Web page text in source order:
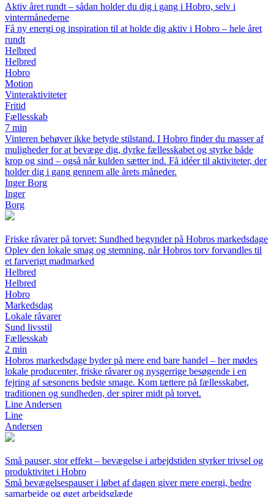
Aktiv året rundt – sådan holder du dig i gang i Hobro, selv i
vintermånederne
Få ny energi og inspiration til at holde dig aktiv i Hobro – hele året
rundt
Helbred
Helbred
Hobro
Motion
Vinteraktiviteter
Fritid
Fællesskab
7 min
Vinteren behøver ikke betyde stilstand. I Hobro finder du masser af
muligheder for at bevæge dig, dyrke fællesskabet og styrke både
krop og sind – også når kulden sætter ind. Få idéer til aktiviteter, der
holder dig i gang gennem alle årets måneder.
Inger Borg
Inger
Borg
Friske råvarer på torvet: Sundhed begynder på Hobros markedsdage
Oplev den lokale smag og stemning, når Hobros torv forvandles til
et farverigt madmarked
Helbred
Helbred
Hobro
Markedsdag
Lokale råvarer
Sund livsstil
Fællesskab
2 min
Hobros markedsdage byder på mere end bare handel – her mødes
lokale producenter, friske råvarer og nysgerrige besøgende i en
fejring af sæsonens bedste smage. Kom tættere på fællesskabet,
traditionen og sundheden, der spirer midt på torvet.
Line Andersen
Line
Andersen
Små pauser, stor effekt – bevægelse i arbejdstiden styrker trivsel og
produktivitet i Hobro
Små bevægelsespauser i løbet af dagen giver mere energi, bedre
samarbejde og øget arbejdsglæde